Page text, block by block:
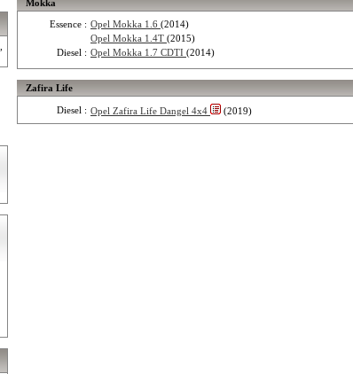
Mokka
Essence : Opel Mokka 1.6 (2014)
Opel Mokka 1.4T (2015)
Diesel : Opel Mokka 1.7 CDTI (2014)
Zafira Life
Diesel : Opel Zafira Life Dangel 4x4 (2019)